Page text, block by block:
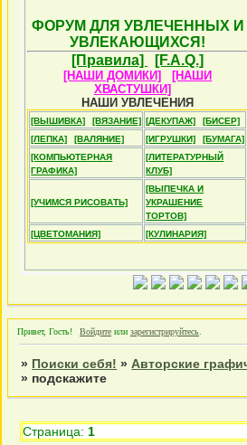
ФОРУМ ДЛЯ УВЛЕЧЕННЫХ И
УВЛЕКАЮЩИХСЯ!
[Правила]
[F.A.Q.]
[НАШИ ДОМИКИ]
[НАШИ
ХВАСТУШКИ]
НАШИ УВЛЕЧЕНИЯ
[ВЫШИВКА] [ВЯЗАНИЕ] [ДЕКУПАЖ]
[БИСЕР]
[ЛЕПКА]
[ВАЛЯНИЕ] [ИГРУШКИ]
[БУМАГА]
[КОМПЬЮТЕРНАЯ
ГРАФИКА]
[ЛИТЕРАТУРНЫЙ
КЛУБ]
[УЧИМСЯ РИСОВАТЬ]
[ВЫПЕЧКА И
УКРАШЕНИЕ
ТОРТОВ]
[ЦВЕТОМАНИЯ]
[КУЛИНАРИЯ]
Привет, Гость! Войдите или зарегистрируйтесь
» Поиски себя! »Авторские
» подскажите
Страница: 1